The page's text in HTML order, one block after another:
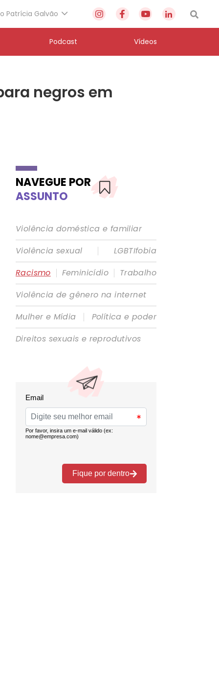
Patrícia Galvão
Podcast Vídeos
negros em
NAVEGUE POR
ASSUNTO
Violência doméstica e familiar
Violência sexual
|
LGBTIfobia
Racismo | Feminicídio | Trabalho
Violência de gênero na internet
Mulher e Mídia
|
Política e poder
Direitos sexuais e reprodutivos